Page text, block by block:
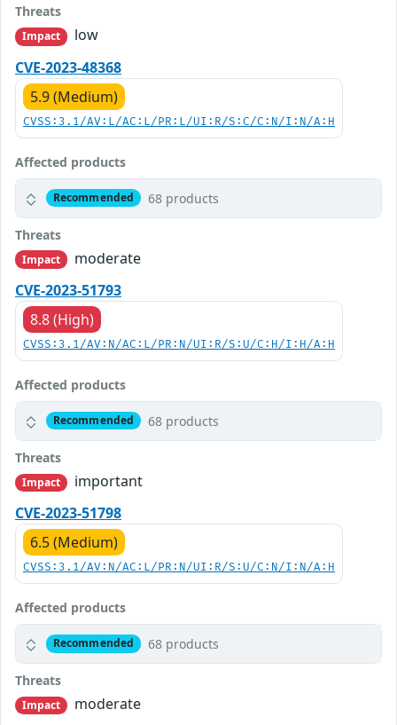
Threats
Impact
low
CVE-2023-48368
5.9 (Medium)
CVSS:3.1/AV:L/AC:L/PR:L/UI:R/S:C/C:N/I:N/A:H
Affected products
Recommended 68 products
Threats
Impact
moderate
CVE-2023-51793
8.8 (High)
CVSS:3.1/AV:N/AC:L/PR:N/UI:R/S:U/C:H/I:H/A:H
Affected products
Recommended 68 products
Threats
Impact
important
CVE-2023-51798
6.5 (Medium)
CVSS:3.1/AV:N/AC:L/PR:N/UI:R/S:U/C:N/I:N/A:H
Affected products
Recommended 68 products
Threats
Impact
moderate